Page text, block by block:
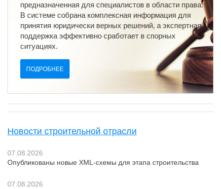
предназначенная для специалистов в области права.
В системе собрана комплексная информация для
принятия юридически верных решений, а экспертная
поддержка эффективно сработает в спорных
ситуациях.
ПОДРОБНЕЕ
Новости строительной отрасли
07.08.2026
Опубликованы новые XML-схемы для этапа строительства
07.08.2026